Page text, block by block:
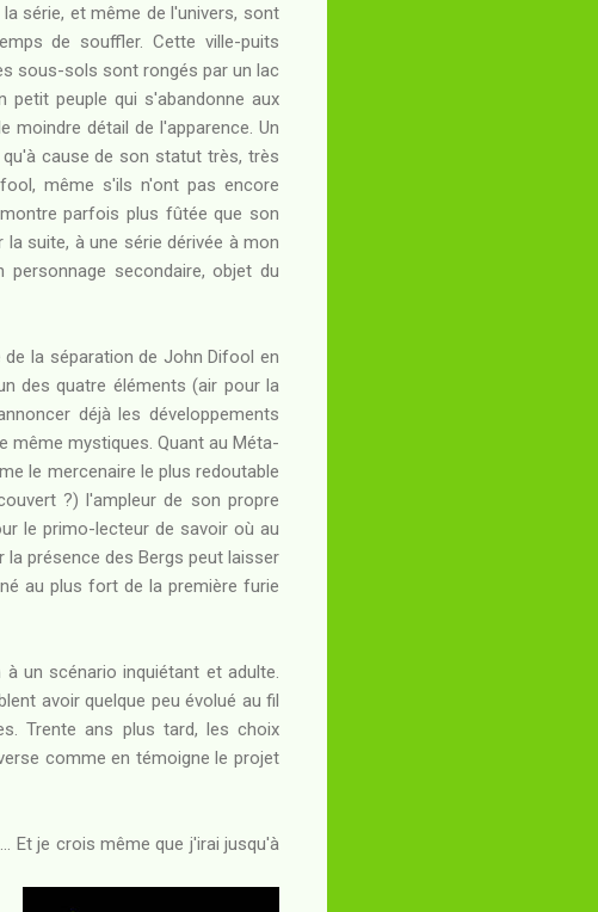
série, et même de l'univers, sont
de souffler. Cette ville-puits
sous-sols sont rongés par un lac
petit peuple qui s'abandonne aux
détail de l'apparence. Un
cause de son statut très, très
même s'ils n'ont pas encore
parfois plus fûtée que son
suite, à une série dérivée à mon
personnage secondaire, objet du
la séparation de John Difool en
des quatre éléments (air pour la
déjà les développements
même mystiques. Quant au Méta-
le mercenaire le plus redoutable
?) l'ampleur de son propre
le primo-lecteur de savoir où au
présence des Bergs peut laisser
au plus fort de la première furie
un scénario inquiétant et adulte.
avoir quelque peu évolué au fil
Trente ans plus tard, les choix
comme en témoigne le projet
Et je crois même que j'irai jusqu'à